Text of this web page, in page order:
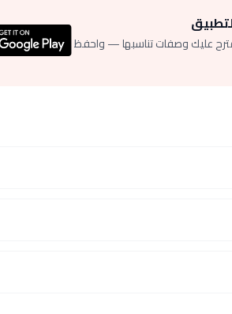
عليك وصفات تناسبها — واحفظ